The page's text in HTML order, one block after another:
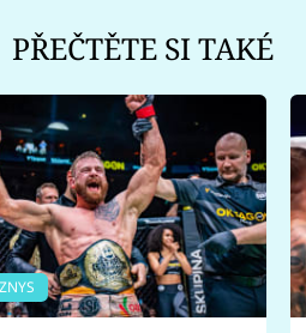
PŘEČTĚTE SI TAKÉ